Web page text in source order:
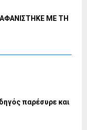
ΜΕ ΤΗ
παρέσυρε και